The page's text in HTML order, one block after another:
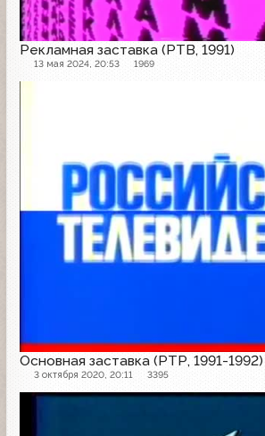
Рекламная заставка (РТВ, 1991)
13 мая 2024, 20:53 1969
Основная заставка (РТР, 1991-1992)
3 октября 2020, 20:11 3395
Заставка